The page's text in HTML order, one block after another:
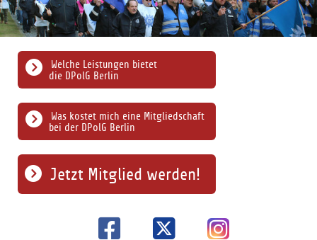
Was kostet mich eine Mitgliedschaft
bei der DPolG Berlin
Welche Leistungen bietet
die DPolG Berlin
Jetzt Mitglied werden!